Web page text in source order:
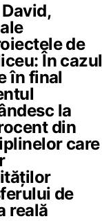
de
În cazul
în final
la
din
care
de
reală